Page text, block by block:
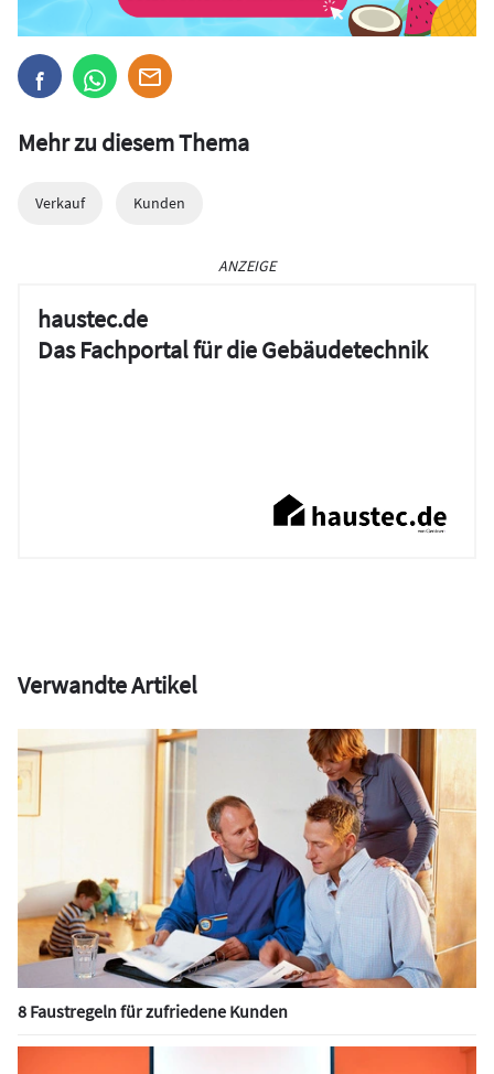
Mehr zu diesem Thema
Verkauf Kunden
ANZEIGE
haustec.de
Das Fachportal für die Gebäudetechnik
Verwandte Artikel
8 Faustregeln für zufriedene Kunden